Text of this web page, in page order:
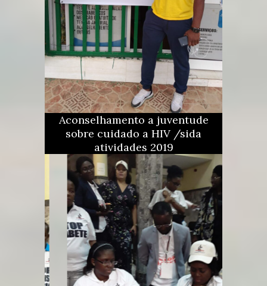
Aconselhamento a juventude
sobre cuidado a HIV /sida
atividades 2019